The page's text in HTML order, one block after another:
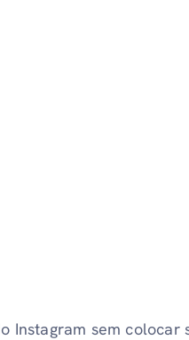
sem colocar